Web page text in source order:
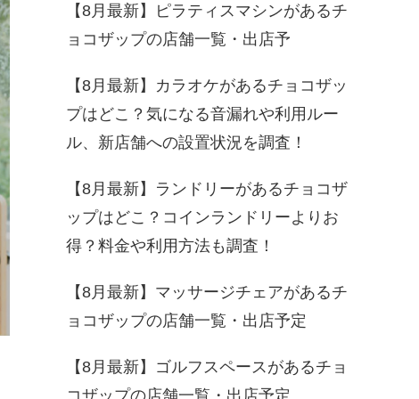
【8月最新】ピラティスマシンがあるチ
ョコザップの店舗一覧・出店予
【8月最新】カラオケがあるチョコザッ
プはどこ？気になる音漏れや利用ルー
ル、新店舗への設置状況を調査！
【8月最新】ランドリーがあるチョコザ
ップはどこ？コインランドリーよりお
得？料金や利用方法も調査！
【8月最新】マッサージチェアがあるチ
ョコザップの店舗一覧・出店予定
【8月最新】ゴルフスペースがあるチョ
コザップの店舗一覧・出店予定